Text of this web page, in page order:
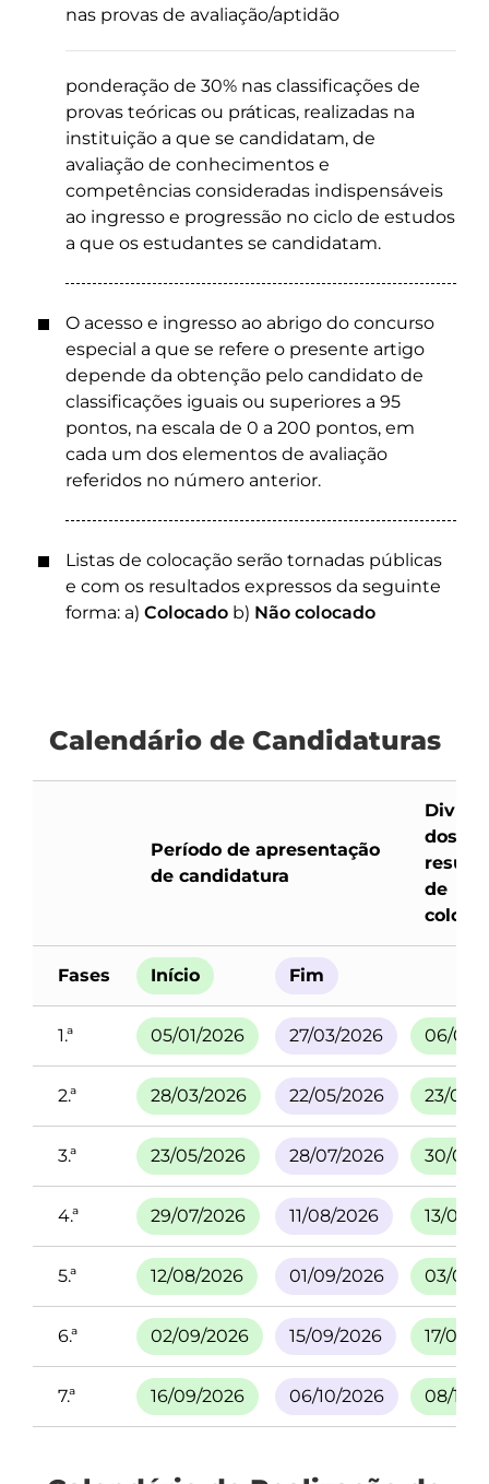
nas provas de avaliação/aptidão
ponderação de 30% nas classificações de
provas teóricas ou práticas, realizadas na
instituição a que se candidatam, de
avaliação de conhecimentos e
competências consideradas indispensáveis
ao ingresso e progressão no ciclo de estudos
a que os estudantes se candidatam.
O acesso e ingresso ao abrigo do concurso
especial a que se refere o presente artigo
depende da obtenção pelo candidato de
classificações iguais ou superiores a 95
pontos, na escala de 0 a 200 pontos, em
cada um dos elementos de avaliação
referidos no número anterior.
Listas de colocação serão tornadas públicas
e com os resultados expressos da seguinte
forma: a) Colocado b) Não colocado
Calendário de Candidaturas
Período de apresentação
de candidatura
dos
de
Fases Início Fim
1.ª 05/01/2026 27/03/2026 06/05/
2.ª 28/03/2026 22/05/2026 23/06/
3.ª 23/05/2026 28/07/2026 30/07/
4.ª 29/07/2026 11/08/2026 13/08/
5.ª 12/08/2026 01/09/2026 03/09/
6.ª 02/09/2026 15/09/2026 17/09/
7.ª 16/09/2026 06/10/2026 08/10/